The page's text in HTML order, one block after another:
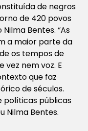
de negros
de 420 povos
Bentes. “As
a maior parte da
os tempos de
vez nem voz. E
que faz
de séculos.
políticas públicas
Nilma Bentes.